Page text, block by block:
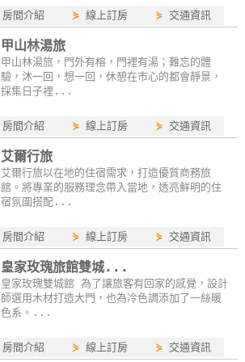
房間介紹 ⋟線上訂房 ⋟ 交通資訊
甲山林湯旅
甲山林湯旅，門外有榕，門裡有湯；難忘的體
驗，沐一回，想一回，休憩在市心的都會靜景，
採集日子裡...
房間介紹 ⋟線上訂房 ⋟ 交通資訊
艾爾行旅
艾爾行旅以在地的住宿需求，打造優質商務旅
館。將專業的服務理念帶入當地，透亮鮮明的住
宿氛圍搭配...
房間介紹 ⋟線上訂房 ⋟ 交通資訊
皇家玫瑰旅館雙城...
皇家玫瑰雙城館 為了讓旅客有回家的感覺，設計
師選用木材打造大門，也為冷色調添加了一絲暖
色系。...
房間介紹 ⋟線上訂房 ⋟ 交通資訊